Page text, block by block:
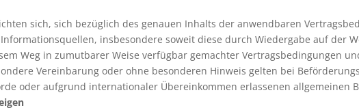
sich, sich bezüglich des genauen Inhalts der anwendbaren
insbesondere soweit diese durch Wiedergabe auf der
Weg in zumutbarer Weise verfügbar gemachter Vertragsbedingungen
Vereinbarung oder ohne besonderen Hinweis gelten bei
oder aufgrund internationaler Übereinkommen erlassenen allgemeinen